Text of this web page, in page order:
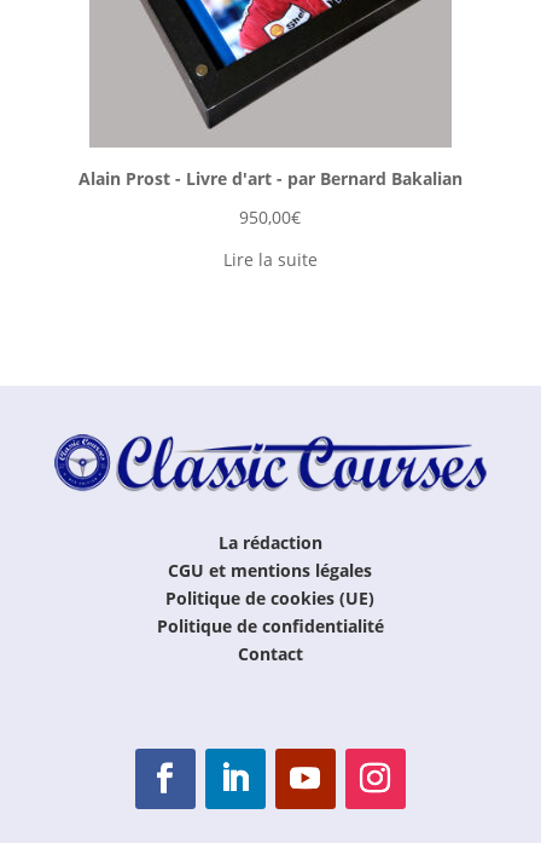
Alain Prost - Livre d'art - par Bernard Bakalian
950,00€
Lire la suite
La rédaction
CGU et mentions légales
Politique de cookies (UE)
Politique de confidentialité
Contact